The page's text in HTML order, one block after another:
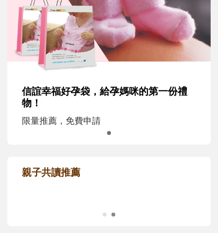
信誼幸福好孕袋，給孕媽咪的第一份禮
物！
限量推薦，免費申請
親子共讀推薦